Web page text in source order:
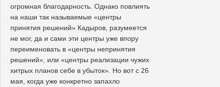
огромная благодарность. Однако повлиять
на наши так называемые «центры
принятия решений» Кадыров, разумеется
не мог, да и сами эти центры уже впору
переименовать в «центры непринятия
решений», или «центры реализации чужих
хитрых планов себе в убыток». Но вот с 26
мая, когда уже конкретно запахло